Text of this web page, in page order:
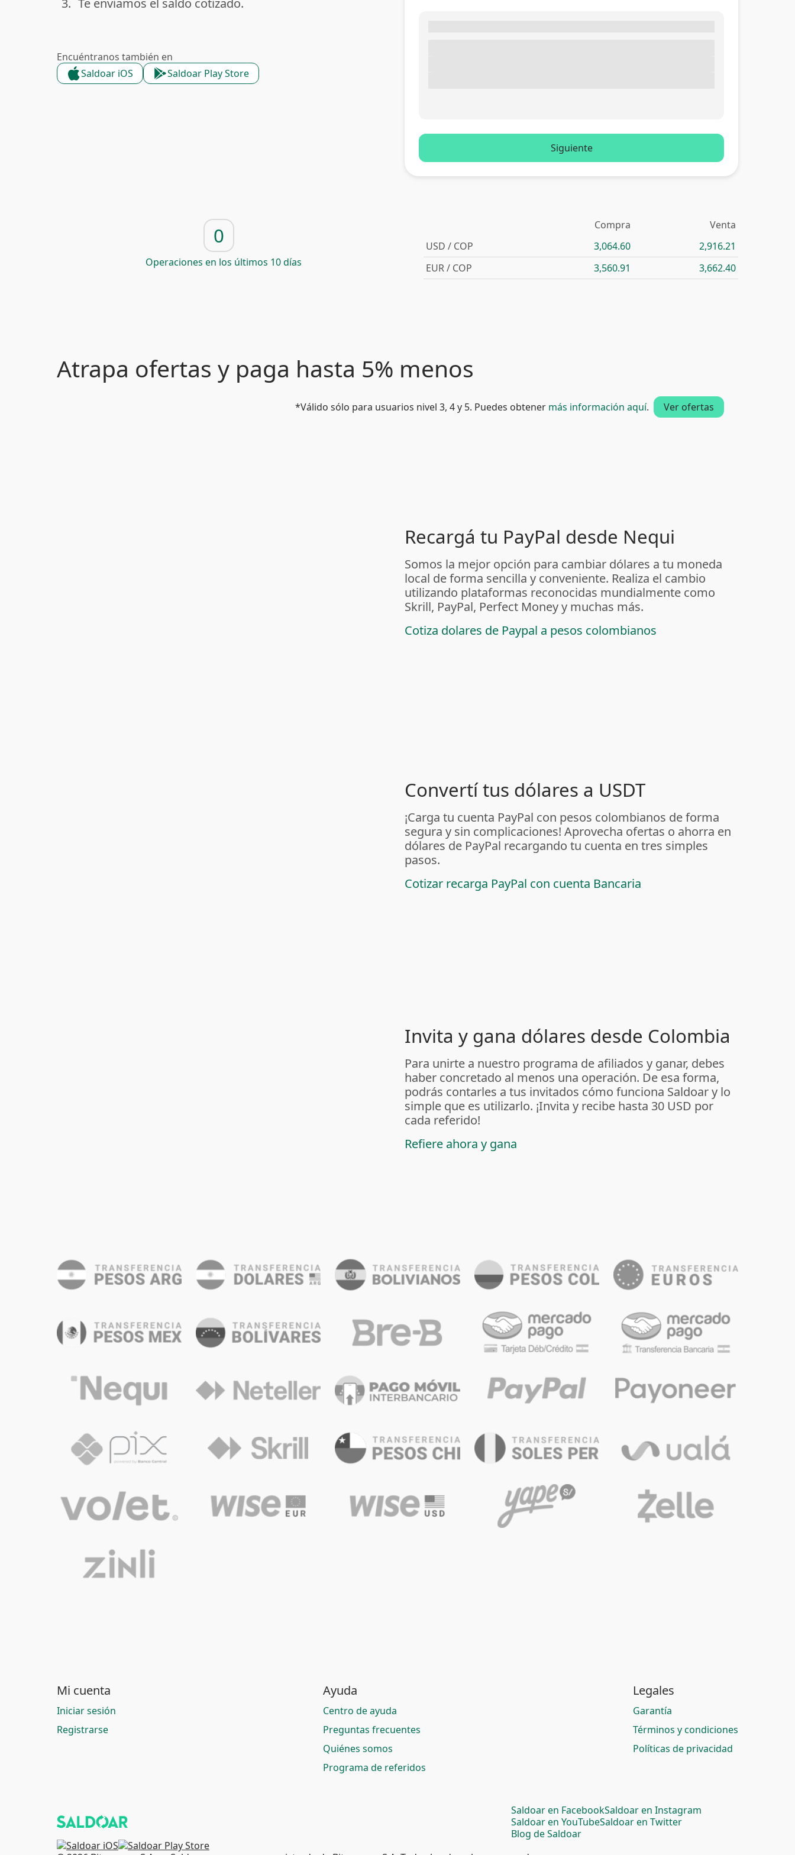
done
3. Te enviamos el saldo cotizado.
Encuéntranos también en
Saldoar iOS
Saldoar Play Store
Siguiente
0
Operaciones en los últimos 10 días
Compra
Venta
USD / COP
3,064.60
2,916.21
EUR / COP
3,560.91 3,662.40
Atrapa ofertas y paga hasta 5% menos
*Válido sólo para usuarios nivel 3, 4 y 5. Puedes obtener más información aquí. Ver ofertas
Recargá tu PayPal desde Nequi
Somos la mejor opción para cambiar dólares a tu moneda
local de forma sencilla y conveniente. Realiza el cambio
utilizando plataformas reconocidas mundialmente como
Skrill, PayPal, Perfect Money y muchas más.
Cotiza dolares de Paypal a pesos colombianos
Convertí tus dólares a USDT
¡Carga tu cuenta PayPal con pesos colombianos de forma
segura y sin complicaciones! Aprovecha ofertas o ahorra en
dólares de PayPal recargando tu cuenta en tres simples
pasos.
Cotizar recarga PayPal con cuenta Bancaria
Invita y gana dólares desde Colombia
Para unirte a nuestro programa de afiliados y ganar, debes
haber concretado al menos una operación. De esa forma,
podrás contarles a tus invitados cómo funciona Saldoar y lo
simple que es utilizarlo. ¡Invita y recibe hasta 30 USD por
cada referido!
Refiere ahora y gana
Mi cuenta
Iniciar sesión
Registrarse
Ayuda
Centro de ayuda
Preguntas frecuentes
Quiénes somos
Programa de referidos
Legales
Garantía
Términos y condiciones
Políticas de privacidad
Saldoar en FacebookSaldoar en Instagram
Saldoar en YouTubeSaldoar en Twitter
Blog de Saldoar